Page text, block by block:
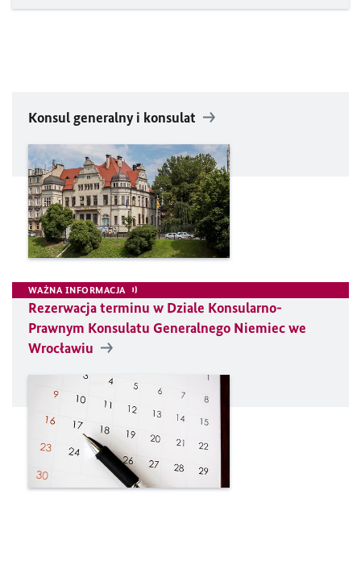
Konsul generalny i konsulat
WAŻNA INFORMACJA
Rezerwacja terminu w Dziale Konsularno-
Prawnym Konsulatu Generalnego Niemiec we
Wrocławiu